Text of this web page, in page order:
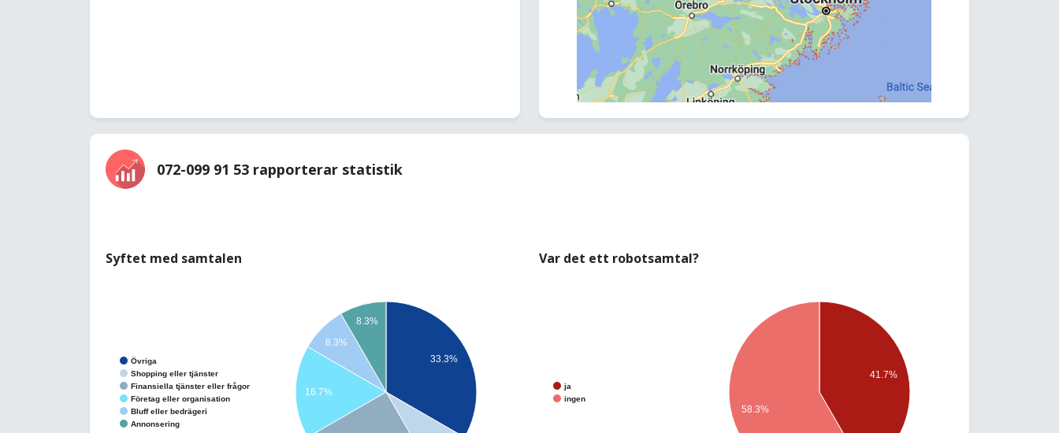
072-099 91 53 rapporterar statistik
Syftet med samtalen
Övriga
Shopping eller tjänster
Finansiella tjänster eller frågor
Företag eller organisation
Bluff eller bedrägeri
Annonsering
33.3%
8.3%
8.3%
16.7%
Var det ett robotsamtal?
ja
ingen
41.7%
58.3%